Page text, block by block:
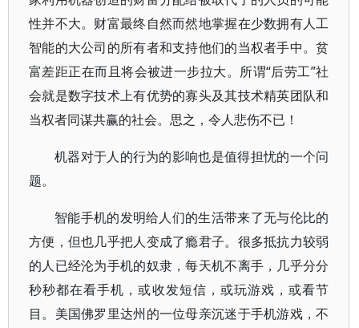
性并不大。财富最终自然而然地掌握在少数拥有人工
智能的大公司的所有者和支持他们的当权者手中。贫
富差距正在而且将会被进一步拉大。所谓“后劳工”社
会就是数字技术上有优势的寡头及其技术精英团队和
当权者同谋共赢的社会。思之，令人悲伤不已！
机器对于人的行为的影响也是值得担忧的一个问
题。
智能手机的发明给人们的生活带来了无与伦比的
方便，但也几乎把人变成了瘾君子。很多抵抗力较弱
的人已经沦为手机的奴隶，每天机不离手，几乎分分
秒秒都在看手机，或收发短信，或玩游戏，或看节
目。美国佛罗里达州的一位母亲沉迷于手机游戏，不